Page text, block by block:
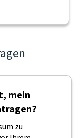
mein
zu